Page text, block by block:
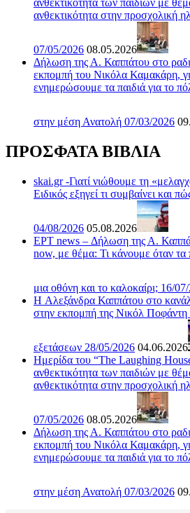
ανθεκτικότητα των παιδιών με
ανθεκτικότητα στην προσχολική
07/05/2026 08.05.2026
Δήλωση της Α. Καππάτου στο
εκπομπή του Νικόλα Καμακάρη,
ενημερώσουμε τα παιδιά για το
στην μέση Ανατολή 07/03/2026
ΠΡΟΣΦΑΤΑ ΒΙΒΛΙΑ
skai.gr -Γιατί νιώθουμε τη
Ειδικός εξηγεί τι συμβαίνει και
04/08/2026 05.08.2026
ΕΡΤ news – Δήλωση της Α.
now, με θέμα: Τι κάνουμε όταν τα
μια οθόνη και το καλοκαίρι; 16/
H Αλεξάνδρα Καππάτου στο
στην εκπομπή της Νικόλ Ποφάντη
εξετάσεων 28/05/2026 04.06.2026
Ημερίδα του “The Laughing
ανθεκτικότητα των παιδιών με
ανθεκτικότητα στην προσχολική
07/05/2026 08.05.2026
Δήλωση της Α. Καππάτου στο
εκπομπή του Νικόλα Καμακάρη,
ενημερώσουμε τα παιδιά για το
στην μέση Ανατολή 07/03/2026